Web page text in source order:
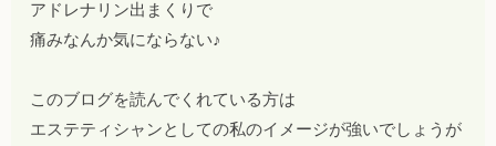
アドレナリン出まくりで
痛みなんか気にならない♪
このブログを読んでくれている方は
エステティシャンとしての私のイメージが強いでしょうが